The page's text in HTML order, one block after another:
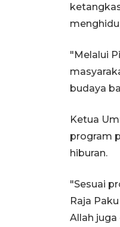
"Melalui
budaya
Ketua
program
hiburan.
"Sesuai
Raja
Allah juga